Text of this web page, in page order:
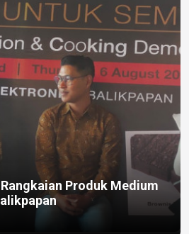
Produk Medium